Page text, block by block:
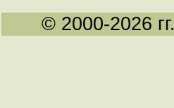
© 2000-2026 гг.